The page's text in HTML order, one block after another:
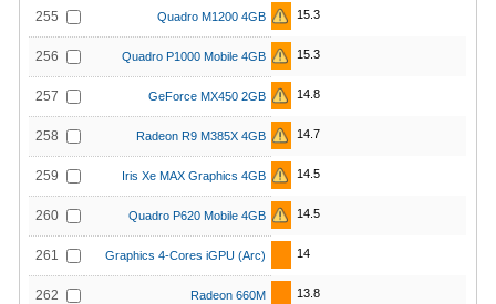
255 Quadro M1200 4GB 15.3
256 Quadro P1000 Mobile 4GB 15.3
257 GeForce MX450 2GB 14.8
258 Radeon R9 M385X 4GB 14.7
259 Iris Xe MAX Graphics 4GB 14.5
260 Quadro P620 Mobile 4GB 14.5
261 Graphics 4-Cores iGPU (Arc) 14
262 Radeon 660M 13.8